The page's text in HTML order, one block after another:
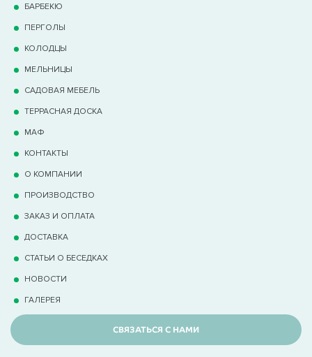
БАРБЕКЮ
ПЕРГОЛЫ
КОЛОДЦЫ
МЕЛЬНИЦЫ
САДОВАЯ МЕБЕЛЬ
ТЕРРАCНАЯ ДОСКА
МАФ
КОНТАКТЫ
О КОМПАНИИ
ПРОИЗВОДСТВО
ЗАКАЗ И ОПЛАТА
ДОСТАВКА
СТАТЬИ О БЕСЕДКАХ
НОВОСТИ
ГАЛЕРЕЯ
СВЯЗАТЬСЯ С НАМИ